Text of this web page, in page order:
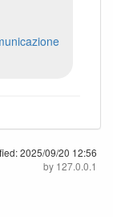
2025/09/20 12:56
by 127.0.0.1